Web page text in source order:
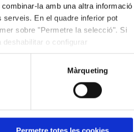
la amb una altra informació
En el quadre inferior pot
sobre "Permetre la selecció". Si
deshabilitar o configurar
Màrqueting